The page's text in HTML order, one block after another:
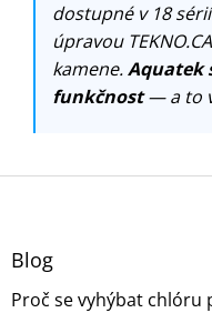
dostupné v 18
úpravou
kamene.Aquatek
funkčnost— a to
Z
Blog
Proč se vyhýbat chlóru